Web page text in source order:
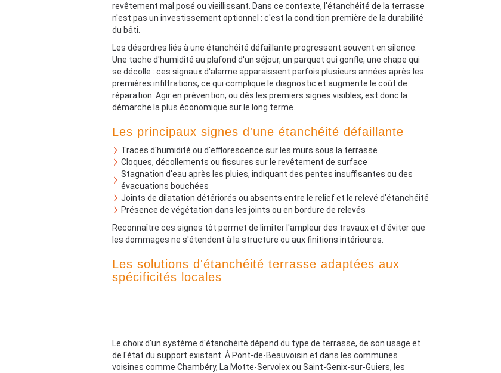
revêtement mal posé ou vieillissant. Dans ce contexte, l'étanchéité de la terrasse
n'est pas un investissement optionnel : c'est la condition première de la durabilité
du bâti.
Les désordres liés à une étanchéité défaillante progressent souvent en silence.
Une tache d'humidité au plafond d'un séjour, un parquet qui gonfle, une chape qui
se décolle : ces signaux d'alarme apparaissent parfois plusieurs années après les
premières infiltrations, ce qui complique le diagnostic et augmente le coût de
réparation. Agir en prévention, ou dès les premiers signes visibles, est donc la
démarche la plus économique sur le long terme.
Les principaux signes d'une étanchéité défaillante
Traces d'humidité ou d'efflorescence sur les murs sous la terrasse
Cloques, décollements ou fissures sur le revêtement de surface
Stagnation d'eau après les pluies, indiquant des pentes insuffisantes ou des
évacuations bouchées
Joints de dilatation détériorés ou absents entre le relief et le relevé d'étanchéité
Présence de végétation dans les joints ou en bordure de relevés
Reconnaître ces signes tôt permet de limiter l'ampleur des travaux et d'éviter que
les dommages ne s'étendent à la structure ou aux finitions intérieures.
Les solutions d'étanchéité terrasse adaptées aux
spécificités locales
Le choix d'un système d'étanchéité dépend du type de terrasse, de son usage et
de l'état du support existant. À Pont-de-Beauvoisin et dans les communes
voisines comme Chambéry, La Motte-Servolex ou Saint-Genix-sur-Guiers, les